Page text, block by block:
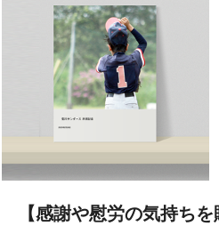
【感謝や慰労の気持ちを